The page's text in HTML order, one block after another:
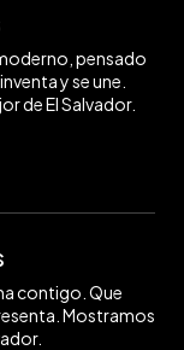
pensado
y se une.
de El Salvador.
contigo. Que
Mostramos